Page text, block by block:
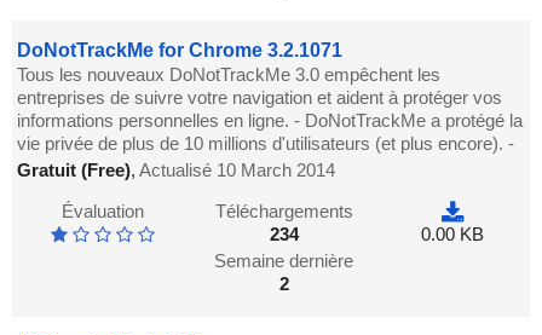
DoNotTrackMe for Chrome 3.2.1071
Tous les nouveaux DoNotTrackMe 3.0 empêchent les
entreprises de suivre votre navigation et aident à protéger vos
informations personnelles en ligne. - DoNotTrackMe a protégé la
vie privée de plus de 10 millions d'utilisateurs (et plus encore). -
Gratuit (Free),Actualisé 10 March 2014
Évaluation
Téléchargements
234
Semaine dernière
2
0.00 KB